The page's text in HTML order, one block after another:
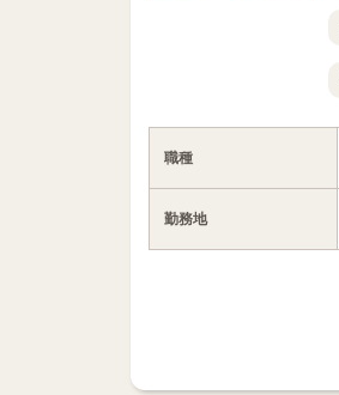
職種
勤務地